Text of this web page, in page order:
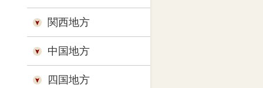
関西地方
中国地方
四国地方